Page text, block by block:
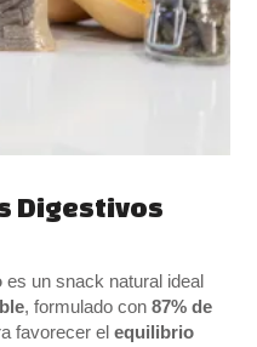
Digestivos
es un snack natural ideal
, formulado con87% de
favorecer elequilibrio